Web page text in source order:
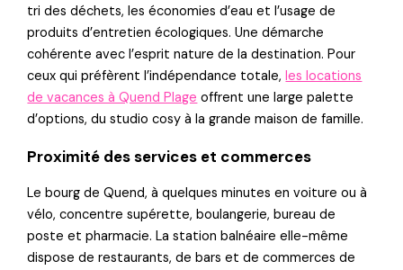
tri des déchets, les économies d’eau et l’usage de
produits d’entretien écologiques. Une démarche
cohérente avec l’esprit nature de la destination. Pour
ceux qui préfèrent l’indépendance totale,les locations
de vacances à Quend Plage offrent une large palette
d’options, du studio cosy à la grande maison de famille.
Proximité des services et commerces
Le bourg de Quend, à quelques minutes en voiture ou à
vélo, concentre supérette, boulangerie, bureau de
poste et pharmacie. La station balnéaire elle-même
dispose de restaurants, de bars et de commerces de